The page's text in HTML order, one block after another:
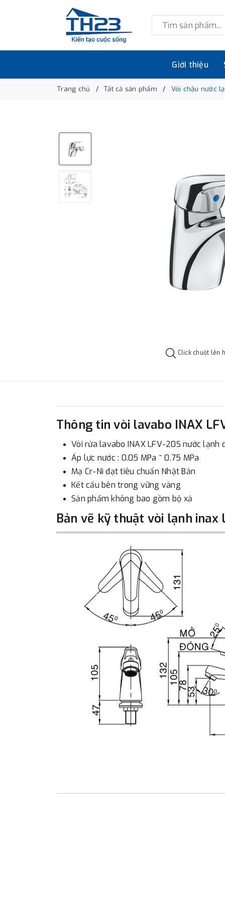
Giới thiệu
Trang chủ Tất cả sản phẩm Vòi chậu nước
Click chuột lên
Thông tin vòi lavabo INAX
Vòi rửa lavabo INAX LFV-20S nước lạnh
Áp lực nước : 0.05 MPa ~ 0.75 MPa
Mạ Cr-Ni đạt tiêu chuẩn Nhật Bản
Kết cấu bên trong vững vàng
Sản phẩm không bao gồm bộ xả
Bản vẽ kỹ thuật vòi lạnh inax